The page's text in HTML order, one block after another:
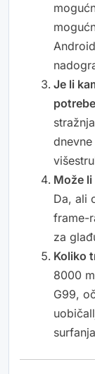
Je li
Može li
Da, ali
frame-
za
Koliko
8000
G99,